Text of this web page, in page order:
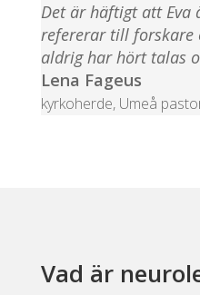
Det är häftigt att Eva
refererar till forskare
aldrig har hört talas
Lena Fageus
kyrkoherde, Umeå
Vad är